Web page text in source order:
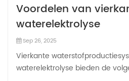
Voordelen van
waterelektrolyse
Sep 26, 2025
Vierkante
waterelektrolyse bieden de